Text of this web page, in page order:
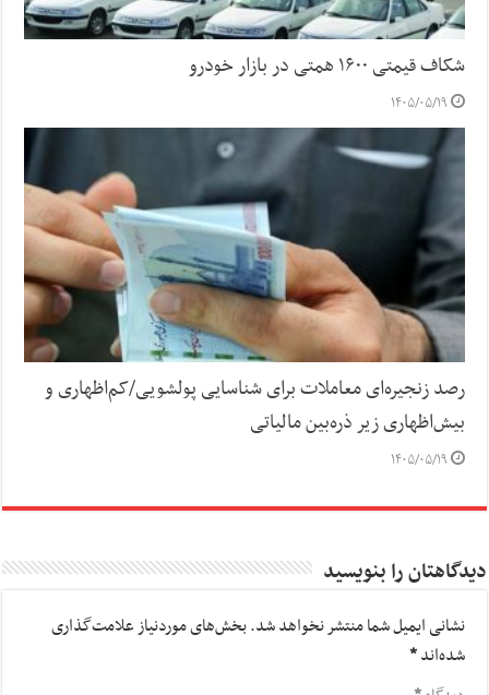
شکاف قیمتی ۱۶۰۰ همتی در بازار خودرو
۱۴۰۵/۰۵/۱۹
رصد زنجیره‌ای معاملات برای شناسایی پولشویی/کم‌اظهاری و
بیش‌اظهاری زیر ذره‌بین مالیاتی
۱۴۰۵/۰۵/۱۹
دیدگاهتان را بنویسید
نشانی ایمیل شما منتشر نخواهد شد.بخش‌های موردنیاز علامت‌گذاری
شده‌اند*